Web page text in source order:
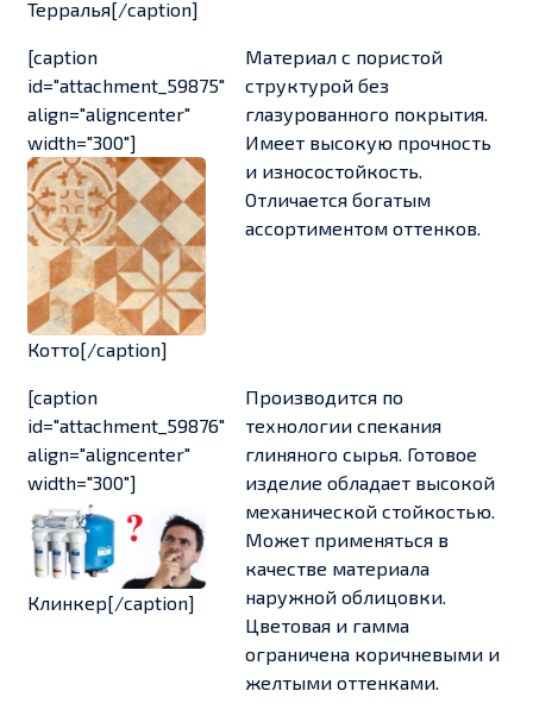
Терралья[/caption]
[caption
id="attachment_59875"
align="aligncenter"
width="300"]
Котто[/caption]
Материал с пористой
структурой без
глазурованного покрытия.
Имеет высокую прочность
и износостойкость.
Отличается богатым
ассортиментом оттенков.
[caption
id="attachment_59876"
align="aligncenter"
width="300"]
Клинкер[/caption]
Производится по
технологии спекания
глиняного сырья. Готовое
изделие обладает высокой
механической стойкостью.
Может применяться в
качестве материала
наружной облицовки.
Цветовая и гамма
ограничена коричневыми и
желтыми оттенками.